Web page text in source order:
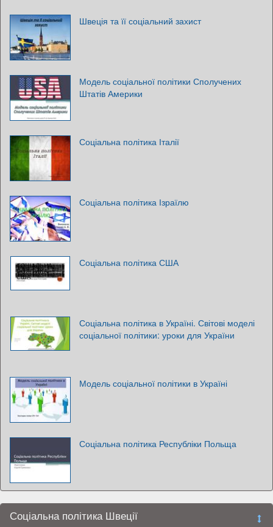
Швеція та її соціальний захист
Модель соціальної політики Сполучених
Штатів Америки
Соціальна політика Італії
Соціальна політика Ізраїлю
Соціальна політика США
Соціальна політика в Україні. Світові моделі
соціальної політики: уроки для України
Модель соціальної політики в Україні
Соціальна політика Республіки Польща
Соціальна політика Швеції